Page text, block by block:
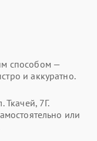
способом —
и аккуратно.
Ткачей, 7Г.
или